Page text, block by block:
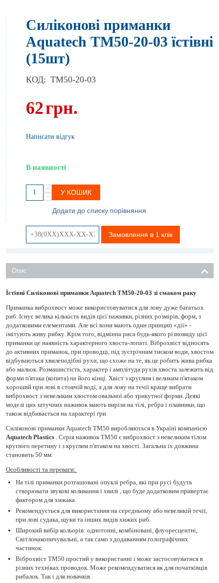
Силіконові приманки
Aquatech ТМ50-20-03 їстівні
(15шт)
КОД: TM50-20-03
62грн.
Написати відгук
В наявності
+
−
У КОШИК
Додати до списку порівняння
Замовлення в 1 клік
Опис
Їстівні Силіконові приманки Aquatech ТМ50-20-03 зі смаком раку
Приманка виброхвост може використовуватися для лову дуже багатьох
риб. Існує велика кількість видів цієї наживки, різних розмірів, форм, з
додатковими елементами. Але всі вони мають один принцип «дії» -
імітують живу рибку. Крім того, відмінна риса будь-якого різновиду цієї
приманки це наявність характерного хвоста-лопаті. Віброхвіст відносять
до активних приманок, при проводці, під зустрічним тиском води, хвостом
відбуваються хвилеподібні рухи, що схоже на те, як це робить жива рибка
або мальок. Розмашистість, характер і амплітуда рухів хвоста залежить від
форми п'ятака (копита) на його кінці. Хвіст з круглим і великим п'ятаком
хороший при лові в стоячій воді, а для лову на течії краще вибрати
виброхвост з невеликим хвостом овальної або трикутної форми. Деякі
моделі цих штучних наживок мають вирізи на тілі, ребра і плавники, що
також відбивається на характері гри.
Силіконові приманки Aquatech TM50 виробляються в Україні компанією
Aquatech Plastics . Серія наживок TM50 є виброхвост з невеликим тілом
круглого перетину і з круглим п'ятаком на хвості. Загальна їх довжина
становить 50 мм.
Особливості та переваги: ​​
На тілі приманки розташовані опуклі ребра, які при русі будуть
створювати звукові коливання і хвилі , що буде додатковим привертає
фактором для хижака.
Рекомендується для використання на середньому або невеликій течії,
при лові судака, щуки та інших видів хижих риб.
Широкий вибір кольорів: однотонні, комбіновані, флуоресцентні,
Світлонакопичувальні, а так само з додаванням голографічних
частинок.
Віброхвіст TM50 простий у використанні і може застосовуватися в
різних техніках проводок. Може рекомендуватися як для початківців
рибалок. Так і для новачків.